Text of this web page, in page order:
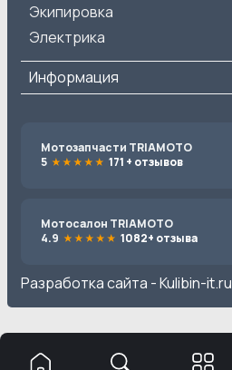
Экипировка
Электрика
Информация
Мотозапчасти TRIAMOTO
5
171 + отзывов
Мотосалон TRIAMOTO
4.9
1082+ отзыва
Разработка сайта -Kulibin-it.ru